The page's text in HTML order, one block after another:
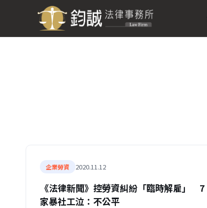
企業勞資 2020.11.12
《法律新聞》控勞資糾紛「臨時解雇」 7
家暴社工泣：不公平